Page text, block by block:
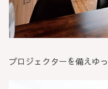
プロジェクターを備えゆ